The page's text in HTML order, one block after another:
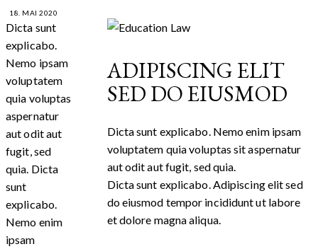
18. MAI 2020
Dicta sunt
explicabo.
Nemo ipsam
voluptatem
quia voluptas
aspernatur
aut odit aut
fugit, sed
quia. Dicta
sunt
explicabo.
Nemo enim
ipsam
ADIPISCING ELIT
SED DO EIUSMOD
Dicta sunt explicabo. Nemo enim ipsam
voluptatem quia voluptas sit aspernatur
aut odit aut fugit, sed quia.
Dicta sunt explicabo. Adipiscing elit sed
do eiusmod tempor incididunt ut labore
et dolore magna aliqua.